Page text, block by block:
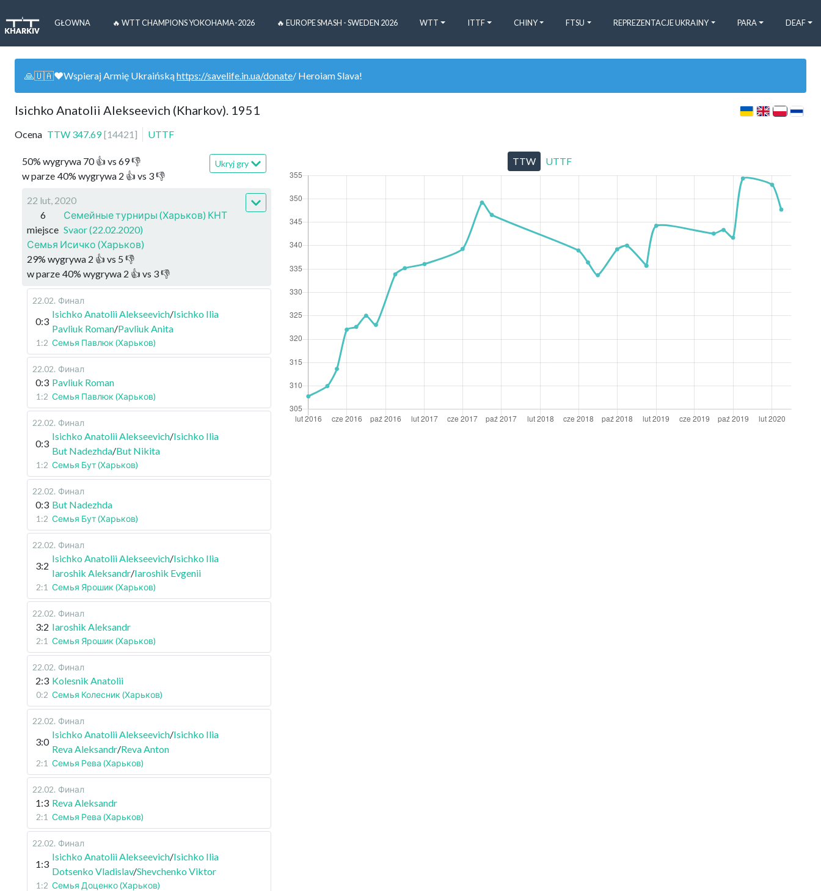
GŁOWNA 🔥 WTT CHAMPIONS YOKOHAMA-2026 🔥 EUROPE SMASH - SWEDEN 2026 WTT ITTF CHINY FTSU REPREZENTACJE UKRAINY PARA DEAF
🙏🇺🇦❤️Wspieraj Armię Ukraińskąhttps://savelife.in.ua/donate/ Heroiam Slava!
Isichko Anatolii Alekseevich (Kharkov). 1951
Ocena TTW 347.69 [14421 ] UTTF
50% wygrywa 70👍 vs 69👎
w parze 40% wygrywa 2 👍 vs 3👎
Ukryj gry
22 lut, 2020
6
miejsce
Семейные турниры (Харьков) КНТ
Svaor (22.02.2020)
Семья Исичко (Харьков)
29% wygrywa 2 👍 vs 5 👎
w parze 40% wygrywa 2 👍 vs 3👎
22.02. Финал
0:3
Isichko Anatolii Alekseevich/Isichko Ilia
Pavliuk Roman/Pavliuk Anita
1:2 Семья Павлюк (Харьков)
22.02. Финал
0:3 Pavliuk Roman
1:2 Семья Павлюк (Харьков)
22.02. Финал
0:3
Isichko Anatolii Alekseevich/Isichko Ilia
But Nadezhda/But Nikita
1:2 Семья Бут (Харьков)
22.02. Финал
0:3 But Nadezhda
1:2 Семья Бут (Харьков)
22.02. Финал
3:2
Isichko Anatolii Alekseevich/Isichko Ilia
Iaroshik Aleksandr/Iaroshik Evgenii
2:1 Семья Ярошик (Харьков)
22.02. Финал
3:2 Iaroshik Aleksandr
2:1 Семья Ярошик (Харьков)
22.02. Финал
2:3 Kolesnik Anatolii
0:2 Семья Колесник (Харьков)
22.02. Финал
3:0
Isichko Anatolii Alekseevich/Isichko Ilia
Reva Aleksandr/Reva Anton
2:1 Семья Рева (Харьков)
22.02. Финал
1:3 Reva Aleksandr
2:1 Семья Рева (Харьков)
22.02. Финал
1:3
Isichko Anatolii Alekseevich/Isichko Ilia
Dotsenko Vladislav/Shevchenko Viktor
1:2 Семья Доценко (Харьков)
TTW UTTF